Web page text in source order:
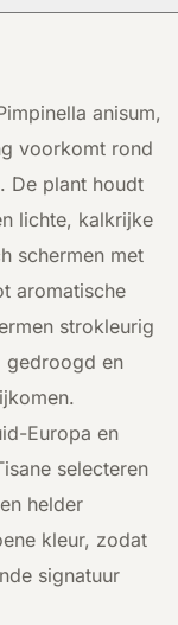
anisum,
voorkomt rond
De plant houdt
lichte, kalkrijke
schermen met
aromatische
strokleurig
gedroogd en
Europa en
selecteren
helder
kleur, zodat
signatuur